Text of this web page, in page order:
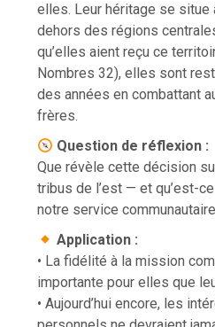
elles. Leur héritage se situe
dehors des régions
qu’elles aient reçu ce
Nombres 32), elles sont
des années en combattant
frères.
Question de réflexion :
Que révèle cette décision
tribus de l’est — et qu’est-
notre service communautaire
Application :
• La fidélité à la mission
importante pour elles que
• Aujourd’hui encore, les